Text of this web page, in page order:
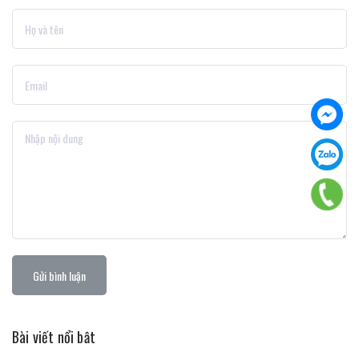
Gửi bình luận
Bài viết nổi bật